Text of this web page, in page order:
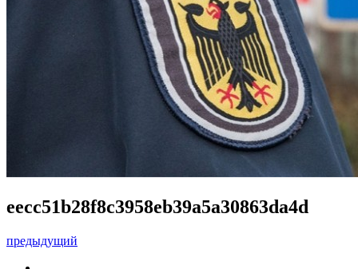
eecc51b28f8c3958eb39a5a30863da4d
предыдущий